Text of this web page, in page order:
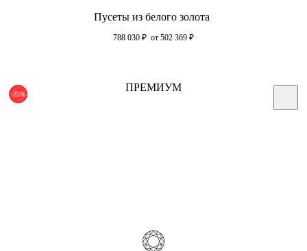
Пусеты из белого золота
788 030 ₽ от 502 369 ₽
-25%
ПРЕМИУМ